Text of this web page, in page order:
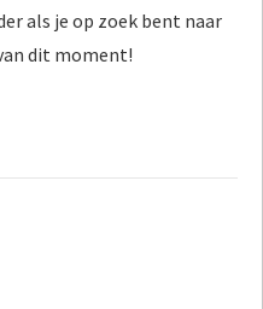
als je op zoek bent naar
dit moment!